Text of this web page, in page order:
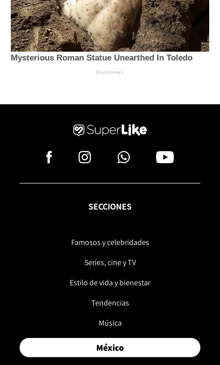
SECCIONES
Famosos y celebridades
Series, cine y TV
Estilo de vida y bienestar
Tendencias
Música
México